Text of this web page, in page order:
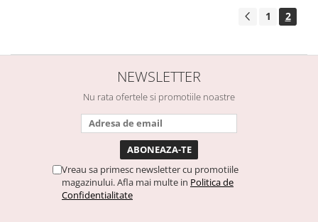
1 2
NEWSLETTER
Nu rata ofertele si promotiile noastre
Vreau sa primesc newsletter cu promotiile
magazinului. Afla mai multe in Politica de
Confidentialitate